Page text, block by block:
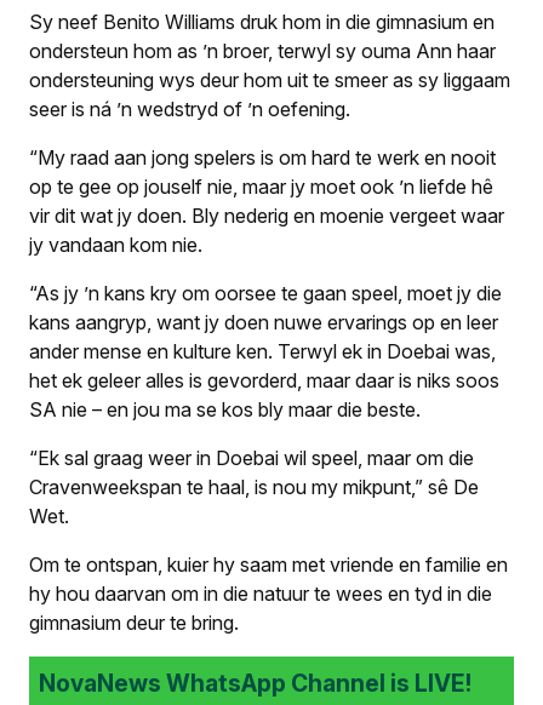
Sy neef Benito Williams druk hom in die gimnasium en
ondersteun hom as ’n broer, terwyl sy ouma Ann haar
ondersteuning wys deur hom uit te smeer as sy liggaam
seer is ná ’n wedstryd of ’n oefening.
“My raad aan jong spelers is om hard te werk en nooit
op te gee op jouself nie, maar jy moet ook ’n liefde hê
vir dit wat jy doen. Bly nederig en moenie vergeet waar
jy vandaan kom nie.
“As jy ’n kans kry om oorsee te gaan speel, moet jy die
kans aangryp, want jy doen nuwe ervarings op en leer
ander mense en kulture ken. Terwyl ek in Doebai was,
het ek geleer alles is gevorderd, maar daar is niks soos
SA nie – en jou ma se kos bly maar die beste.
“Ek sal graag weer in Doebai wil speel, maar om die
Cravenweekspan te haal, is nou my mikpunt,” sê De
Wet.
Om te ontspan, kuier hy saam met vriende en familie en
hy hou daarvan om in die natuur te wees en tyd in die
gimnasium deur te bring.
NovaNews WhatsApp Channel is LIVE!